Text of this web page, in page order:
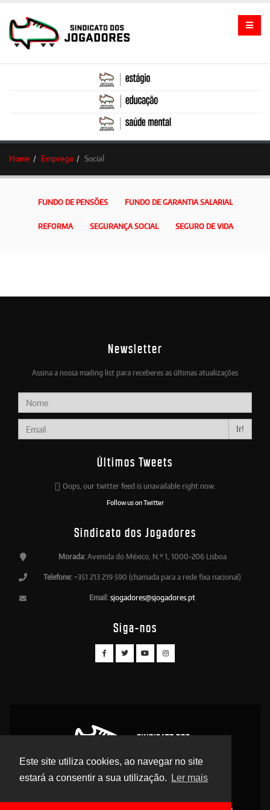
Este site utiliza cookies, ao navegar no site
estará a consentir a sua utilização.
Ler mais
Home Emprego Social
FUNDO DE PENSÕES FUNDO DE GARANTIA SALARIAL
REFORMA SEGURANÇA SOCIAL SEGURO DE VIDA
Newsletter
Assina a nossa mailing list para receberes as últimas atualizações
Ir!
Últimos Tweets
Oops, our twitter feed is unavailable right now.
Follow us on Twitter
Sindicato dos Jogadores
Morada:Avenida do México, N.º 1, 1000-206 Lisboa
Telefone: +351 213 219 590 (chamada para a rede fixa nacional)
Email: sjogadores@sjogadores.pt
Siga-nos
© 2026 Sindicato dos Jogadores - Direitos Reservados